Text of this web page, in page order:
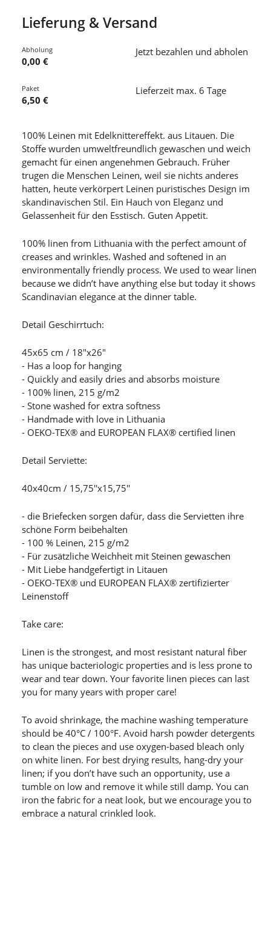
Lieferung & Versand
Abholung
0,00 €
Jetzt bezahlen und abholen
Paket
6,50 €
Lieferzeit max. 6 Tage
100% Leinen mit Edelknittereffekt. aus Litauen. Die
Stoffe wurden umweltfreundlich gewaschen und weich
gemacht für einen angenehmen Gebrauch. Früher
trugen die Menschen Leinen, weil sie nichts anderes
hatten, heute verkörpert Leinen puristisches Design im
skandinavischen Stil. Ein Hauch von Eleganz und
Gelassenheit für den Esstisch. Guten Appetit.
100% linen from Lithuania with the perfect amount of
creases and wrinkles. Washed and softened in an
environmentally friendly process. We used to wear linen
because we didn’t have anything else but today it shows
Scandinavian elegance at the dinner table.
Detail Geschirrtuch:
45x65 cm / 18"x26"
- Has a loop for hanging
- Quickly and easily dries and absorbs moisture
- 100% linen, 215 g/m2
- Stone washed for extra softness
- Handmade with love in Lithuania
- OEKO-TEX® and EUROPEAN FLAX® certified linen
Detail Serviette:
40x40cm / 15,75''x15,75''
- die Briefecken sorgen dafür, dass die Servietten ihre
schöne Form beibehalten
- 100 % Leinen, 215 g/m2
- Für zusätzliche Weichheit mit Steinen gewaschen
- Mit Liebe handgefertigt in Litauen
- OEKO-TEX® und EUROPEAN FLAX® zertifizierter
Leinenstoff
Take care:
Linen is the strongest, and most resistant natural fiber
has unique bacteriologic properties and is less prone to
wear and tear down. Your favorite linen pieces can last
you for many years with proper care!
To avoid shrinkage, the machine washing temperature
should be 40°C / 100°F. Avoid harsh powder detergents
to clean the pieces and use oxygen-based bleach only
on white linen. For best drying results, hang-dry your
linen; if you don’t have such an opportunity, use a
tumble on low and remove it while still damp. You can
iron the fabric for a neat look, but we encourage you to
embrace a natural crinkled look.